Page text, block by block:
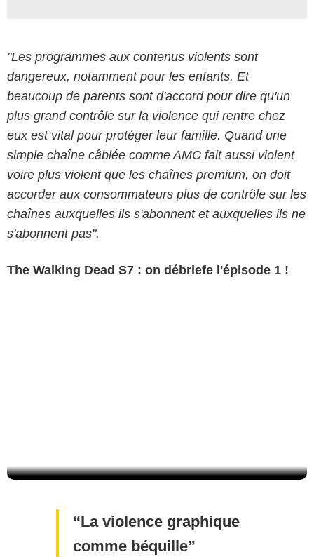
"Les programmes aux contenus violents sont
dangereux, notamment pour les enfants. Et
beaucoup de parents sont d'accord pour dire qu'un
plus grand contrôle sur la violence qui rentre chez
eux est vital pour protéger leur famille. Quand une
simple chaîne câblée comme AMC fait aussi violent
voire plus violent que les chaînes premium, on doit
accorder aux consommateurs plus de contrôle sur les
chaînes auxquelles ils s'abonnent et auxquelles ils ne
s'abonnent pas".
The Walking Dead S7 : on débriefe l'épisode 1 !
La violence graphique
comme béquille